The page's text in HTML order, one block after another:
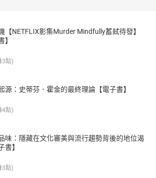
探讨你如何帮助自己和他人克服抑郁和焦虑。
尤其是当你觉得情况失控时。通过寻求医疗帮
回到正常生活的道路。
人正与这些疾病中的任何一种作斗争，您将找
帮助您找到应对这些可能使人衰弱疾病的最佳
行动。如果你觉得自己正在失去控制，请立即
心你关心的人，那你就必须立刻行动。通过阅
拥有了帮助自己和所爱之人的正确工具。你已
健康正确道路的第一步。
疗的疾病。它们可以像生活中的其他任何状况
到适当的关怀和关注，你或你的亲人将找到合
情况。
【NETFLIX影集Murder Mindfully蓄弒待發】
】
3點)
源：史蒂芬．霍金的最終理論【電子書】
4點)
味：隱藏在文化審美與流行趨勢背後的地位渴
書】
3點)